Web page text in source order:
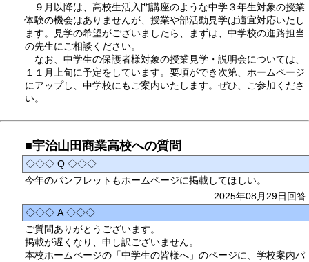
９月以降は、高校生活入門講座のような中学３年生対象の授業
体験の機会はありませんが、授業や部活動見学は適宜対応いたし
ます。見学の希望がございましたら、まずは、中学校の進路担当
の先生にご相談ください。
なお、中学生の保護者様対象の授業見学・説明会については、
１１月上旬に予定をしています。要項ができ次第、ホームページ
にアップし、中学校にもご案内いたします。ぜひ、ご参加くださ
い。
■宇治山田商業高校への質問
◇◇◇ Q ◇◇◇
今年のパンフレットもホームページに掲載してほしい。
2025年08月29日回答
◇◇◇ A ◇◇◇
ご質問ありがとうございます。
掲載が遅くなり、申し訳ございません。
本校ホームページの「中学生の皆様へ」のページに、学校案内パ